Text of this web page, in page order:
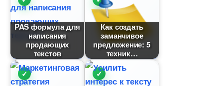
PAS формула для
написания
продающих
тексто
Как создать
заманчивое
предложение: 5
техник